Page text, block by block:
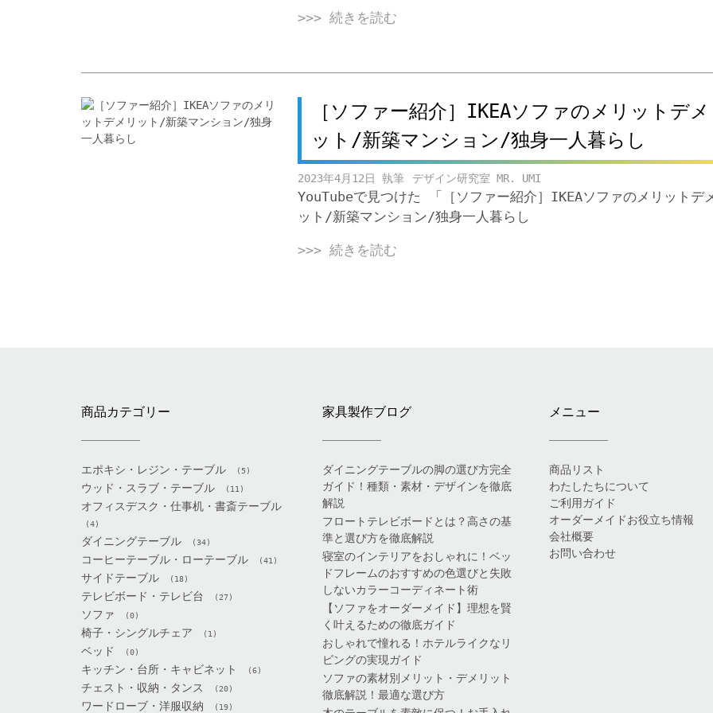
>>> 続きを読む
［ソファー紹介］IKEAソファのメリットデ
ット/新築マンション/独身一人暮らし
2023年4月12日 デザイン研究室 MR. UMI
YouTubeで見つけた 「［ソファー紹介］IKEAソファのメリットデ
ット/新築マンション/独身一人暮らし
>>> 続きを読む
商品カテゴリー
エポキシ・レジン・テーブル (5)
ウッド・スラブ・テーブル (11)
オフィスデスク・仕事机・書斎テーブル
(4)
ダイニングテーブル (34)
コーヒーテーブル・ローテーブル (41)
サイドテーブル (18)
テレビボード・テレビ台 (27)
ソファ (0)
椅子・シングルチェア (1)
ベッド (0)
キッチン・台所・キャビネット (6)
チェスト・収納・タンス (20)
ワードローブ・洋服収納 (19)
家具製作ブログ
ダイニングテーブルの脚の選び方完全
ガイド！種類・素材・デザインを徹底
解説
フロートテレビボードとは？高さの基
準と選び方を徹底解説
寝室のインテリアをおしゃれに！ベッ
ドフレームのおすすめの色選びと失敗
しないカラーコーディネート術
【ソファをオーダーメイド】理想を賢
く叶えるための徹底ガイド
おしゃれで憧れる！ホテルライクなリ
ビングの実現ガイド
ソファの素材別メリット・デメリット
徹底解説！最適な選び方
メニュー
商品リスト
わたしたちについて
ご利用ガイド
オーダーメイドお役立ち情報
会社概要
お問い合わせ